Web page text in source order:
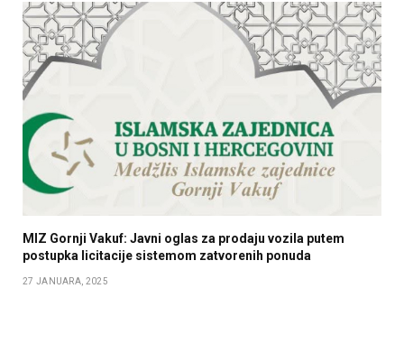
MIZ Gornji Vakuf: Javni oglas za prodaju vozila putem
postupka licitacije sistemom zatvorenih ponuda
27 JANUARA, 2025